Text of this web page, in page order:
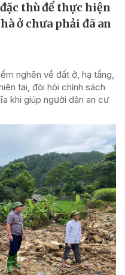
thù để thực hiện
ở chưa phải đã an
nghẽn về đất ở, hạ tầng,
tai, đòi hỏi chính sách
khi giúp người dân an cư